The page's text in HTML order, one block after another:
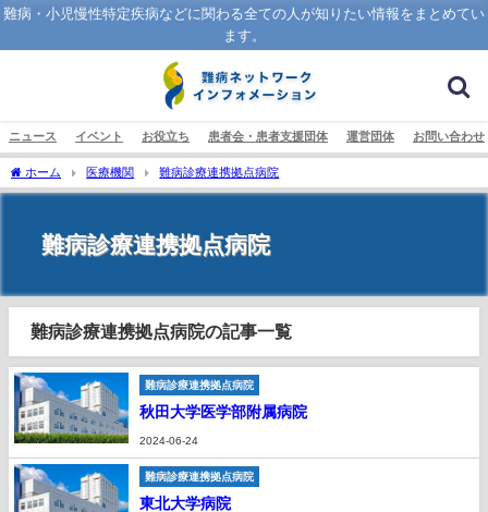
難病・小児慢性特定疾病などに関わる全ての人が知りたい情報をまとめてい
ます。
ニュース イベント お役立ち 患者会・患者支援団体 運営団体 お問い合わせ
ホーム 医療機関 難病診療連携拠点病院
難病診療連携拠点病院
難病診療連携拠点病院の記事一覧
難病診療連携拠点病院
秋田大学医学部附属病院
2024-06-24
難病診療連携拠点病院
東北大学病院